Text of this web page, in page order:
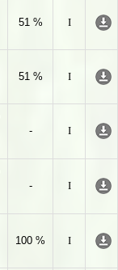
51 %
I
51 %
I
-
I
-
I
100 %
I